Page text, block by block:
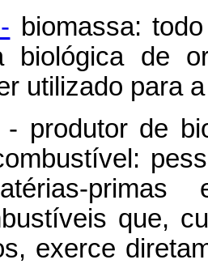
biomassa:
biológica de
utilizado para
- produtor de
que,
exerce